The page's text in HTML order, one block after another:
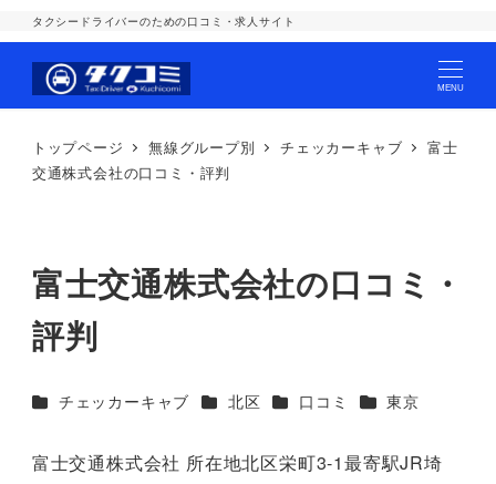
タクシードライバーのための口コミ・求人サイト
MENU
トップページ 無線グループ別 チェッカーキャブ
富士
交通株式会社の口コミ・評判
富士交通株式会社の口コミ・
評判
カテゴリー
チェッカーキャブ カテゴリー
北区 カテゴリー
口コミ カテゴリー
東京
富士交通株式会社 所在地北区栄町3-1最寄駅JR埼